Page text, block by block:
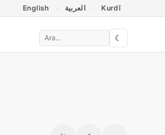
English العربية Kurdî
☾